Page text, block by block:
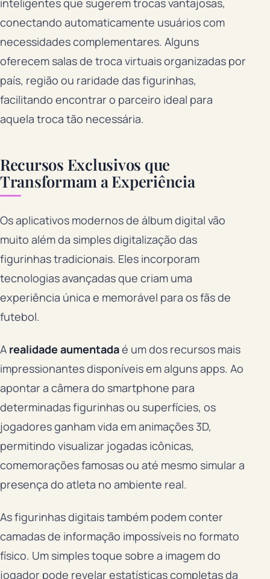
inteligentes que sugerem trocas vantajosas,
conectando automaticamente usuários com
necessidades complementares. Alguns
oferecem salas de troca virtuais organizadas por
país, região ou raridade das figurinhas,
facilitando encontrar o parceiro ideal para
aquela troca tão necessária.
Recursos Exclusivos que
Transformam a Experiência
Os aplicativos modernos de álbum digital vão
muito além da simples digitalização das
figurinhas tradicionais. Eles incorporam
tecnologias avançadas que criam uma
experiência única e memorável para os fãs de
futebol.
A realidade aumentadaé um dos recursos mais
impressionantes disponíveis em alguns apps. Ao
apontar a câmera do smartphone para
determinadas figurinhas ou superfícies, os
jogadores ganham vida em animações 3D,
permitindo visualizar jogadas icônicas,
comemorações famosas ou até mesmo simular a
presença do atleta no ambiente real.
As figurinhas digitais também podem conter
camadas de informação impossíveis no formato
físico. Um simples toque sobre a imagem do
jogador pode revelar estatísticas completas da